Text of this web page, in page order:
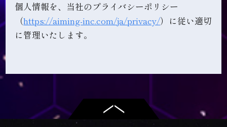
個人情報を、当社のプライバシーポリシー
（https://aiming-inc.com/ja/privacy/）に従い適切
に管理いたします。